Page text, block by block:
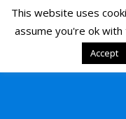
This website uses
assume you're ok
Accept